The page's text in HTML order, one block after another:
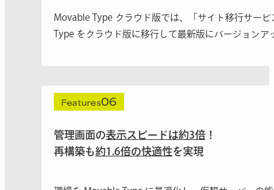
Movable Type クラウド版では、「サイト移行サー
Type をクラウド版に移行して最新版にバージョン
Features06
管理画面の表示スピードは約3倍 ！
再構築も約1.6倍の快適性を実現